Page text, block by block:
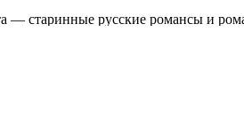
— старинные русские романсы и
музыку и высокую поэзию,
из самых поэтичных страниц в